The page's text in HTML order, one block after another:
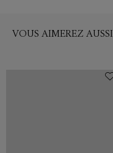
VOUS AIMEREZ AUSSI